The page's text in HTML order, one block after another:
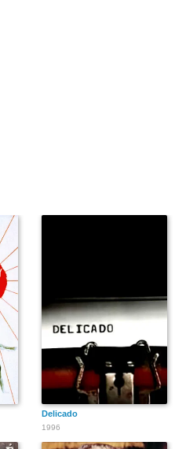
Delicado
1996